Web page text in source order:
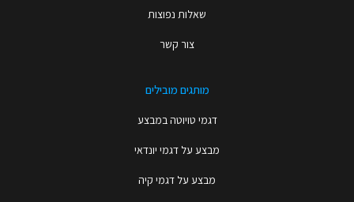
שאלות נפוצות
צור קשר
מותגים מובילים
דגמי טויוטה במבצע
מבצע על דגמי יונדאי
מבצע על דגמי קיה